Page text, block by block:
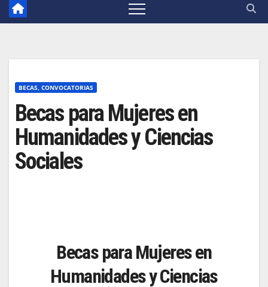
BECAS, CONVOCATORIAS
Becas para Mujeres en
Humanidades y Ciencias
Sociales
Becas para Mujeres en
Humanidades y Ciencias